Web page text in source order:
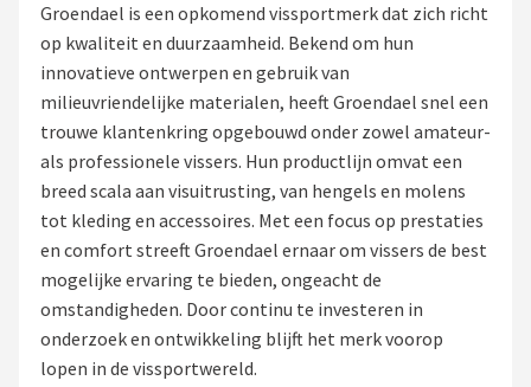
Blog
Hengelsoorten
Hengels
Molens
Dobbers
Kunstaas
Shop
Groendael is een opkomend vissportmerk dat zich richt
op kwaliteit en duurzaamheid. Bekend om hun
innovatieve ontwerpen en gebruik van
milieuvriendelijke materialen, heeft Groendael snel een
trouwe klantenkring opgebouwd onder zowel amateur-
als professionele vissers. Hun productlijn omvat een
breed scala aan visuitrusting, van hengels en molens
tot kleding en accessoires. Met een focus op prestaties
en comfort streeft Groendael ernaar om vissers de best
mogelijke ervaring te bieden, ongeacht de
omstandigheden. Door continu te investeren in
onderzoek en ontwikkeling blijft het merk voorop
lopen in de vissportwereld.